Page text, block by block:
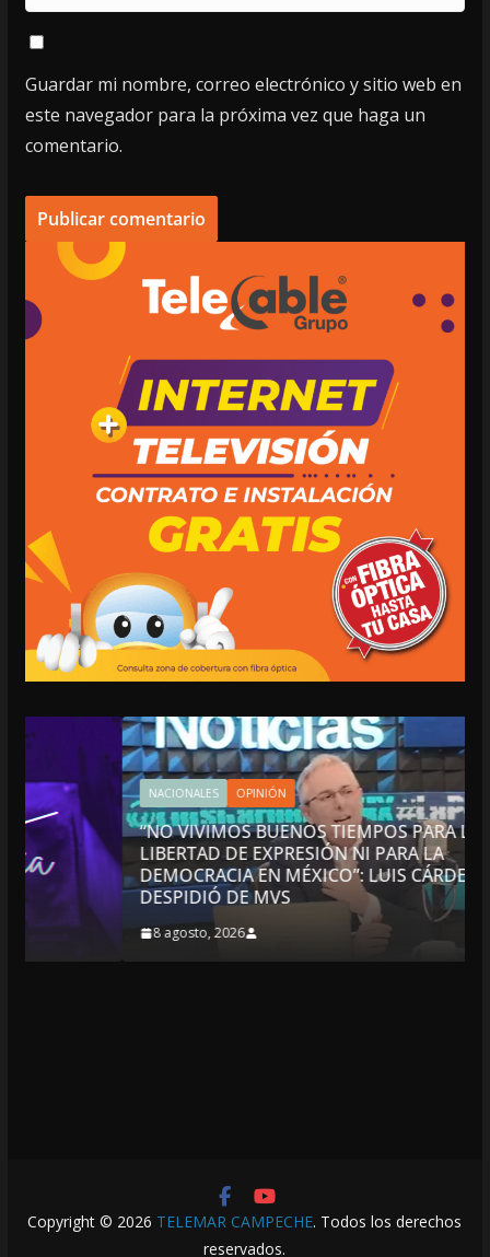
Guardar mi nombre, correo electrónico y sitio web en
este navegador para la próxima vez que haga un
comentario.
NACIONALES OPINIÓN
“NO VIVIMOS BUENOS TIEMPOS PARA LA
LIBERTAD DE EXPRESIÓN NI PARA LA
DEMOCRACIA EN MÉXICO”: LUIS CÁRDENAS; SE
DESPIDIÓ DE MVS
8 agosto, 2026
Copyright © 2026 TELEMAR CAMPECHE. Todos los derechos
reservados.